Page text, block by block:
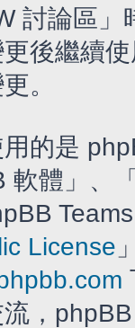
討論區
後繼續
。
的是
軟體」、
License
流，